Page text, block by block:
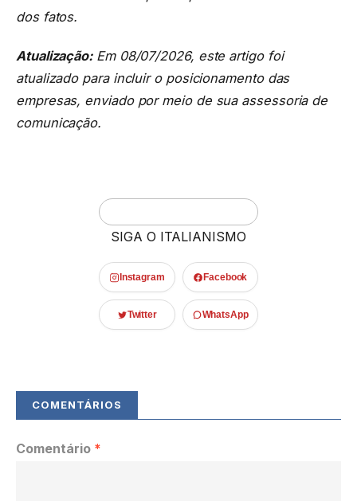
dos fatos.
Atualização:Em 08/07/2026, este artigo foi
atualizado para incluir o posicionamento das
empresas, enviado por meio de sua assessoria de
comunicação.
SIGA O ITALIANISMO
Instagram Facebook
Twitter WhatsApp
Comentário *